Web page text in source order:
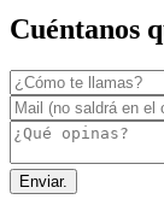
Cuéntanos
Enviar.